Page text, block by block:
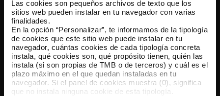
Las cookies son pequeños archivos de texto que los
sitios web pueden instalar en tu navegador con varias
finalidades.
En la opción “Personalizar”, te informamos de la tipología
de cookies que este sitio web puede instalar en tu
navegador, cuántas cookies de cada tipología concreta
instala, qué cookies son, qué propósito tienen, quién las
instala (si son propias de TMB o de terceros) y cuál es el
plazo máximo en el que quedan instaladas en tu
navegador. Si el panel de cookies muestra (0), significa
que no instala ninguna cookie de esta tipología.
TMB App
Descárgate TMB App y compra tus billetes
App Store Google Play